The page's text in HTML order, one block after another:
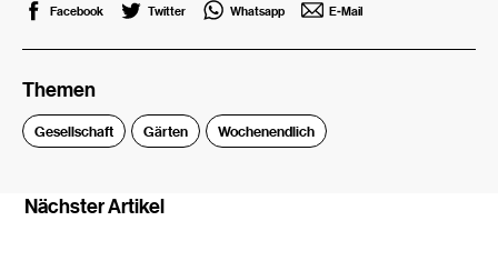
Facebook Twitter Whatsapp E-Mail
Themen
Gesellschaft Gärten Wochenendlich
Nächster Artikel